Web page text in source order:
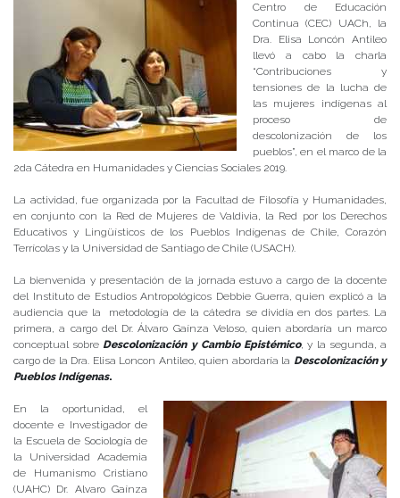
Centro de Educación
Continua (CEC) UACh, la
Dra. Elisa Loncón Antileo
llevó a cabo la charla
“Contribuciones y
tensiones de la lucha de
las mujeres indígenas al
proceso de
descolonización de los
pueblos”, en el marco de la
2da Cátedra en Humanidades y Ciencias Sociales 2019.
La actividad, fue organizada por la Facultad de Filosofía y Humanidades,
en conjunto con la Red de Mujeres de Valdivia, la Red por los Derechos
Educativos y Lingüísticos de los Pueblos Indígenas de Chile, Corazón
Terrícolas y la Universidad de Santiago de Chile (USACH).
La bienvenida y presentación de la jornada estuvo a cargo de la docente
del Instituto de Estudios Antropológicos Debbie Guerra, quien explicó a la
audiencia que la metodología de la cátedra se dividía en dos partes. La
primera, a cargo del Dr. Álvaro Gaínza Veloso, quien abordaría un marco
conceptual sobre Descolonización y Cambio Epistémico, y la segunda, a
cargo de la Dra. Elisa Loncon Antileo, quien abordaría la Descolonización y
Pueblos Indígenas.
En la oportunidad, el
docente e Investigador de
la Escuela de Sociología de
la Universidad Academia
de Humanismo Cristiano
(UAHC) Dr. Alvaro Gaínza